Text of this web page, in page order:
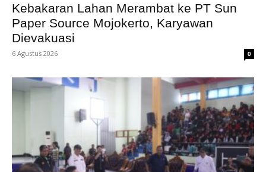
Kebakaran Lahan Merambat ke PT Sun
Paper Source Mojokerto, Karyawan
Dievakuasi
6 Agustus 2026 0